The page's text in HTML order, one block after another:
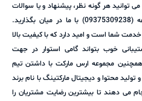
هر گونه نظر، پیشنهاد و یا سوالات
خود را از طریق پشتیبانی آنلاین مجموعه (09375309238) با ما در میان بگذارید.
خدمت شما است و امید دارد که با کیفیت بالا
خوب بتواند گامی استوار در جهت
همچنین مجموعه ارس مارکت با داشتن تیم
محتوا و دیجیتال مارکتینگ با نام برند
می دهند تا بیشترین رضایت مشتریان را